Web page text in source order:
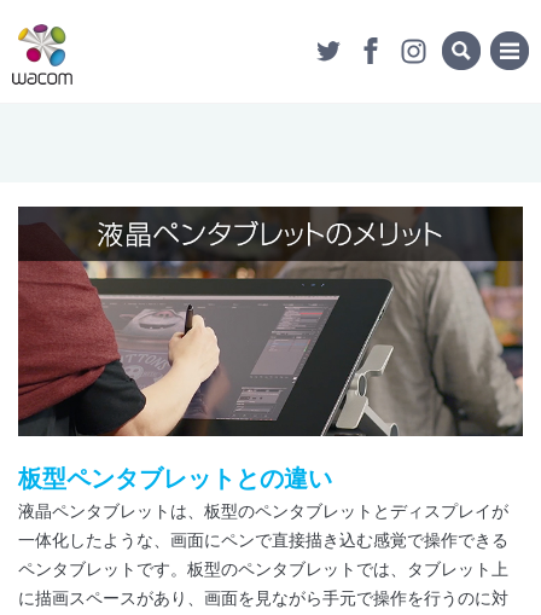
板型ペンタブレットとの違い
液晶ペンタブレットは、板型のペンタブレットとディスプレイが
一体化したような、画面にペンで直接描き込む感覚で操作できる
ペンタブレットです。板型のペンタブレットでは、タブレット上
に描画スペースがあり、画面を見ながら手元で操作を行うのに対